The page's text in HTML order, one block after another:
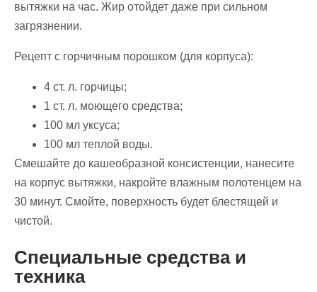
вытяжки на час. Жир отойдет даже при сильном
загрязнении.
Рецепт с горчичным порошком (для корпуса):
4 ст. л. горчицы;
1 ст. л. моющего средства;
100 мл уксуса;
100 мл теплой воды.
Смешайте до кашеобразной консистенции, нанесите
на корпус вытяжки, накройте влажным полотенцем на
30 минут. Смойте, поверхность будет блестящей и
чистой.
Специальные средства и
техника